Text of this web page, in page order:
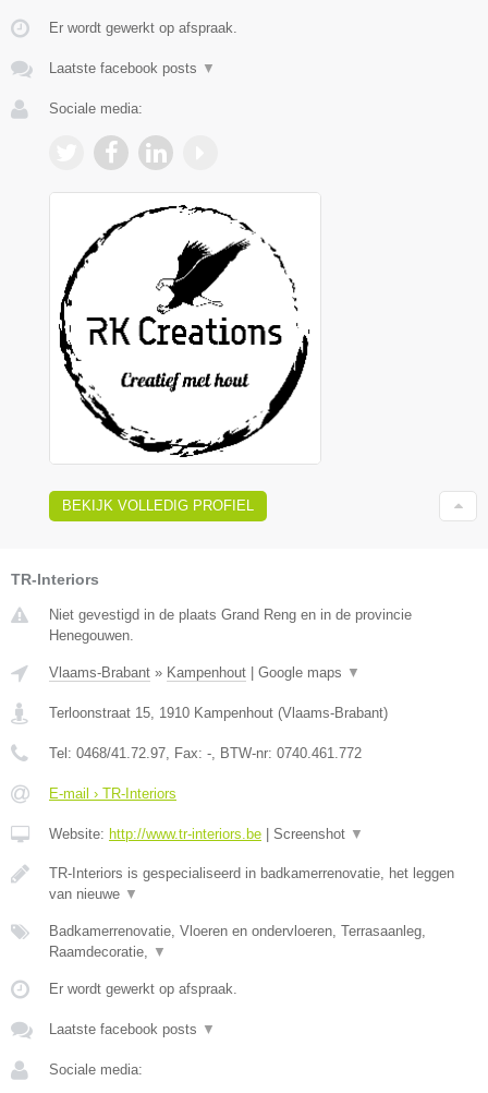
Er wordt gewerkt op afspraak.
Laatste facebook posts ▼
Sociale media:
BEKIJK VOLLEDIG PROFIEL
TR-Interiors
Niet gevestigd in de plaats Grand Reng en in de provincie
Henegouwen.
Vlaams-Brabant » Kampenhout Google maps ▼
Terloonstraat 15, 1910 Kampenhout (Vlaams-Brabant)
Tel: 0468/41.72.97, Fax: -, BTW-nr: 0740.461.772
E-mail › TR-Interiors
Website: http://www.tr-interiors.be Screenshot ▼
TR-Interiors is gespecialiseerd in badkamerrenovatie, het leggen
van nieuwe ▼
Badkamerrenovatie, Vloeren en ondervloeren, Terrasaanleg,
Raamdecoratie, ▼
Er wordt gewerkt op afspraak.
Laatste facebook posts ▼
Sociale media: